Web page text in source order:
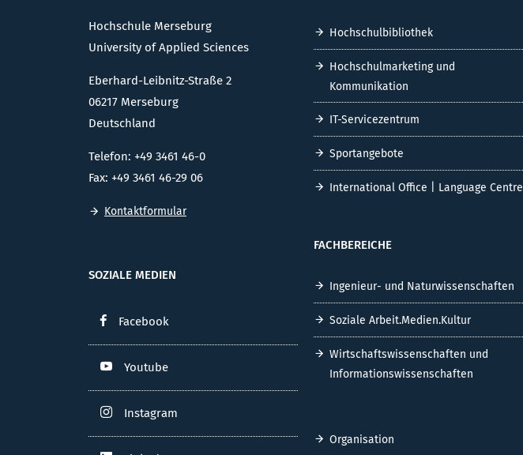
Hochschule Merseburg
University of Applied Sciences
Eberhard-Leibnitz-Straße 2
06217 Merseburg
Deutschland
Telefon: +49 3461 46-0
Fax: +49 3461 46-29 06
Kontaktformular
SOZIALE MEDIEN
Facebook
Youtube
Instagram
Hochschulbibliothek
Hochschulmarketing und
Kommunikation
IT-Servicezentrum
Sportangebote
International Office | Language Centre
FACHBEREICHE
Ingenieur- und Naturwissenschaften
Soziale Arbeit.Medien.Kultur
Wirtschaftswissenschaften und
Informationswissenschaften
Organisation